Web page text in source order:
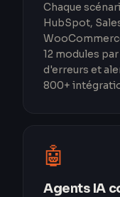
Chaque
HubSpot,
12 modules
d'erreurs et
800+
🤖
Agents IA